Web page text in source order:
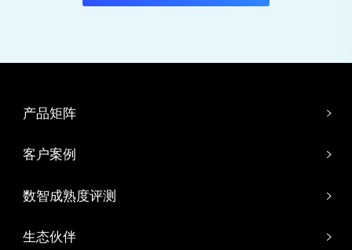
产品矩阵
客户案例
数智成熟度评测
生态伙伴